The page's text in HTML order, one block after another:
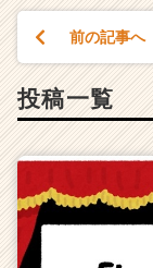
前の記事へ
投稿一覧